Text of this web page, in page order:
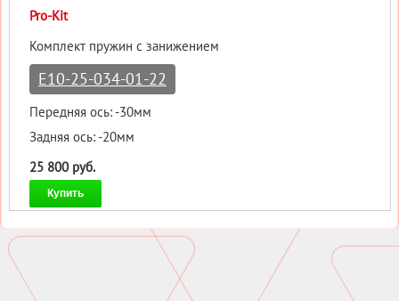
Pro-Kit
Комплект пружин с занижением
E10-25-034-01-22
Передняя ось: -30мм
Задняя ось: -20мм
25 800 руб.
Купить